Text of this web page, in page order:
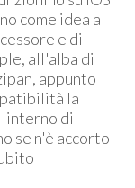
come idea a
e di
all'alba di
appunto
la
di
se n'è accorto